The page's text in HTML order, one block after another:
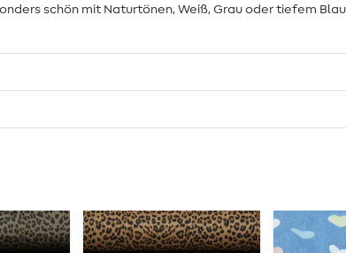
schön mit Naturtönen, Weiß, Grau oder tiefem